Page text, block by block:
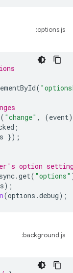
options.js:
(
( "change" , (event)
;
});
option
sync.get( "options"
);
(options .debug);
background.js: